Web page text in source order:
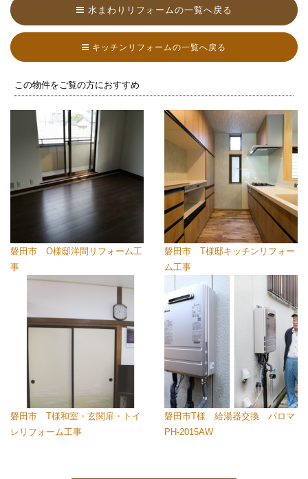
水まわりリフォームの一覧へ戻る
キッチンリフォームの一覧へ戻る
この物件をご覧の方におすすめ
磐田市 O様邸洋間リフォーム工
事
磐田市 T様邸キッチンリフォー
ム工事
磐田市 T様和室・玄関扉・トイ
レリフォーム工事
磐田市T様 給湯器交換 パロマ
PH-2015AW